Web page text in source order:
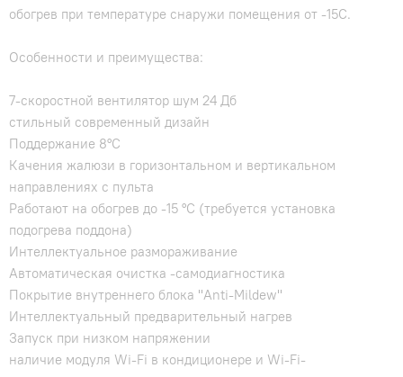
обогрев при температуре снаружи помещения от -15С.
Особенности и преимущества:
7-скоростной вентилятор шум 24 Дб
стильный современный дизайн
Поддержание 8°С
Качения жалюзи в горизонтальном и вертикальном
направлениях с пульта
Работают на обогрев до -15 °С (требуется установка
подогрева поддона)
Интеллектуальное размораживание
Автоматическая очистка -самодиагностика
Покрытие внутреннего блока "Anti-Mildew"
Интеллектуальный предварительный нагрев
Запуск при низком напряжении
наличие модуля Wi-Fi в кондиционере и Wi-Fi-